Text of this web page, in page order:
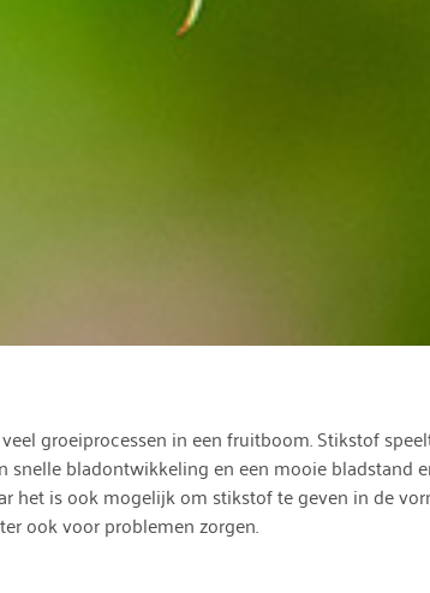
groeiprocessen in een fruitboom. Stikstof
bladontwikkeling en een mooie bladstand
is ook mogelijk om stikstof te geven in de
ook voor problemen zorgen.